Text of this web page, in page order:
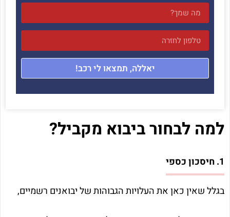
יאללה, תמצאו לי רכב!
למה לבחור ביבוא מקביל?
1. חיסכון כספי
בגלל שאין כאן את העלויות הגבוהות של יבואנים רשמיים,